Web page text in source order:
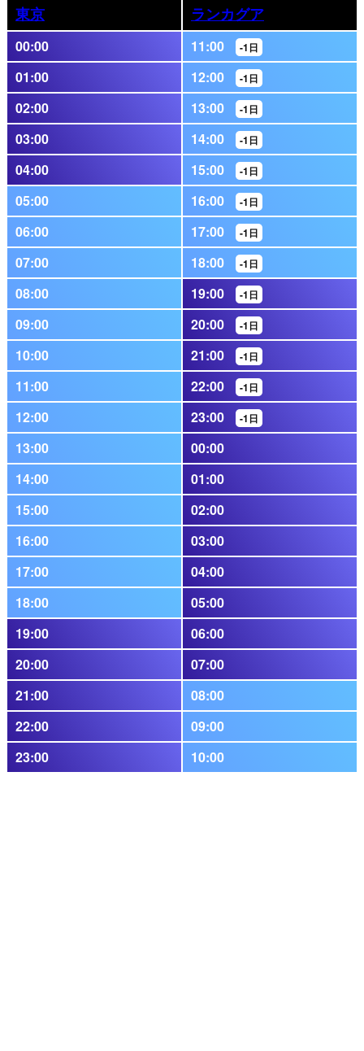
東京 ランカグア
00:00 11:00 -1日
01:00 12:00 -1日
02:00 13:00 -1日
03:00 14:00 -1日
04:00 15:00 -1日
05:00 16:00 -1日
06:00 17:00 -1日
07:00 18:00 -1日
08:00 19:00 -1日
09:00 20:00 -1日
10:00 21:00 -1日
11:00 22:00 -1日
12:00 23:00 -1日
13:00
00:00
14:00
01:00
15:00
02:00
16:00
03:00
17:00
04:00
18:00
05:00
19:00
06:00
20:00
07:00
21:00
08:00
22:00
09:00
23:00
10:00